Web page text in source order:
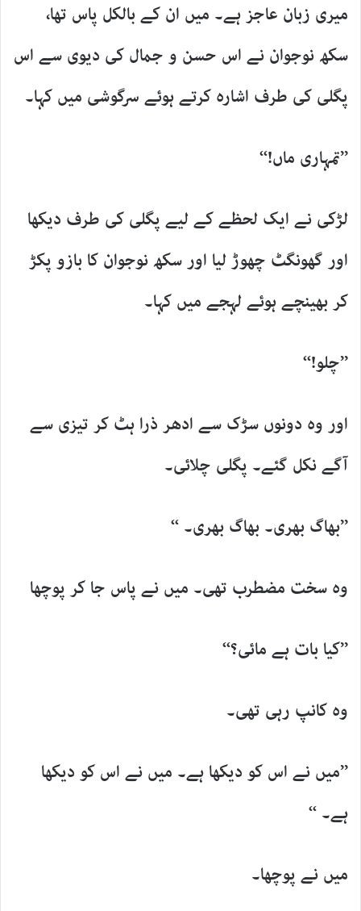
میری زبان عاجز ہے۔ میں ان کے بالکل پاس تھا،
سکھ نوجوان نے اس حسن و جمال کی دیوی سے اس
پگلی کی طرف اشارہ کرتے ہوئے سرگوشی میں کہا۔
’’تمہاری ماں!‘‘
لڑکی نے ایک لحظے کے لیے پگلی کی طرف دیکھا
اور گھونگٹ چھوڑ لیا اور سکھ نوجوان کا بازو پکڑ
کر بھینچے ہوئے لہجے میں کہا۔
’’چلو!‘‘
اور وہ دونوں سڑک سے ادھر ذرا ہٹ کر تیزی سے
آگے نکل گئے۔ پگلی چلائی۔
’’بھاگ بھری۔ بھاگ بھری۔ ‘‘
وہ سخت مضطرب تھی۔ میں نے پاس جا کر پوچھا
’’کیا بات ہے مائی؟‘‘
وہ کانپ رہی تھی۔
’’میں نے اس کو دیکھا ہے۔ میں نے اس کو دیکھا
ہے۔ ‘‘
میں نے پوچھا۔